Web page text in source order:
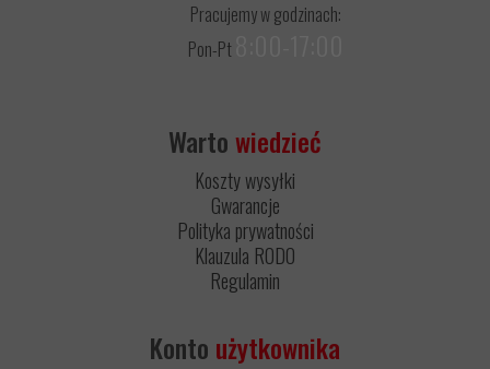
Pracujemy w godzinach:
Pon-Pt
Wartowiedzieć
Koszty wysyłki
Gwarancje
Polityka prywatności
Klauzula RODO
Regulamin
Konto użytkownika